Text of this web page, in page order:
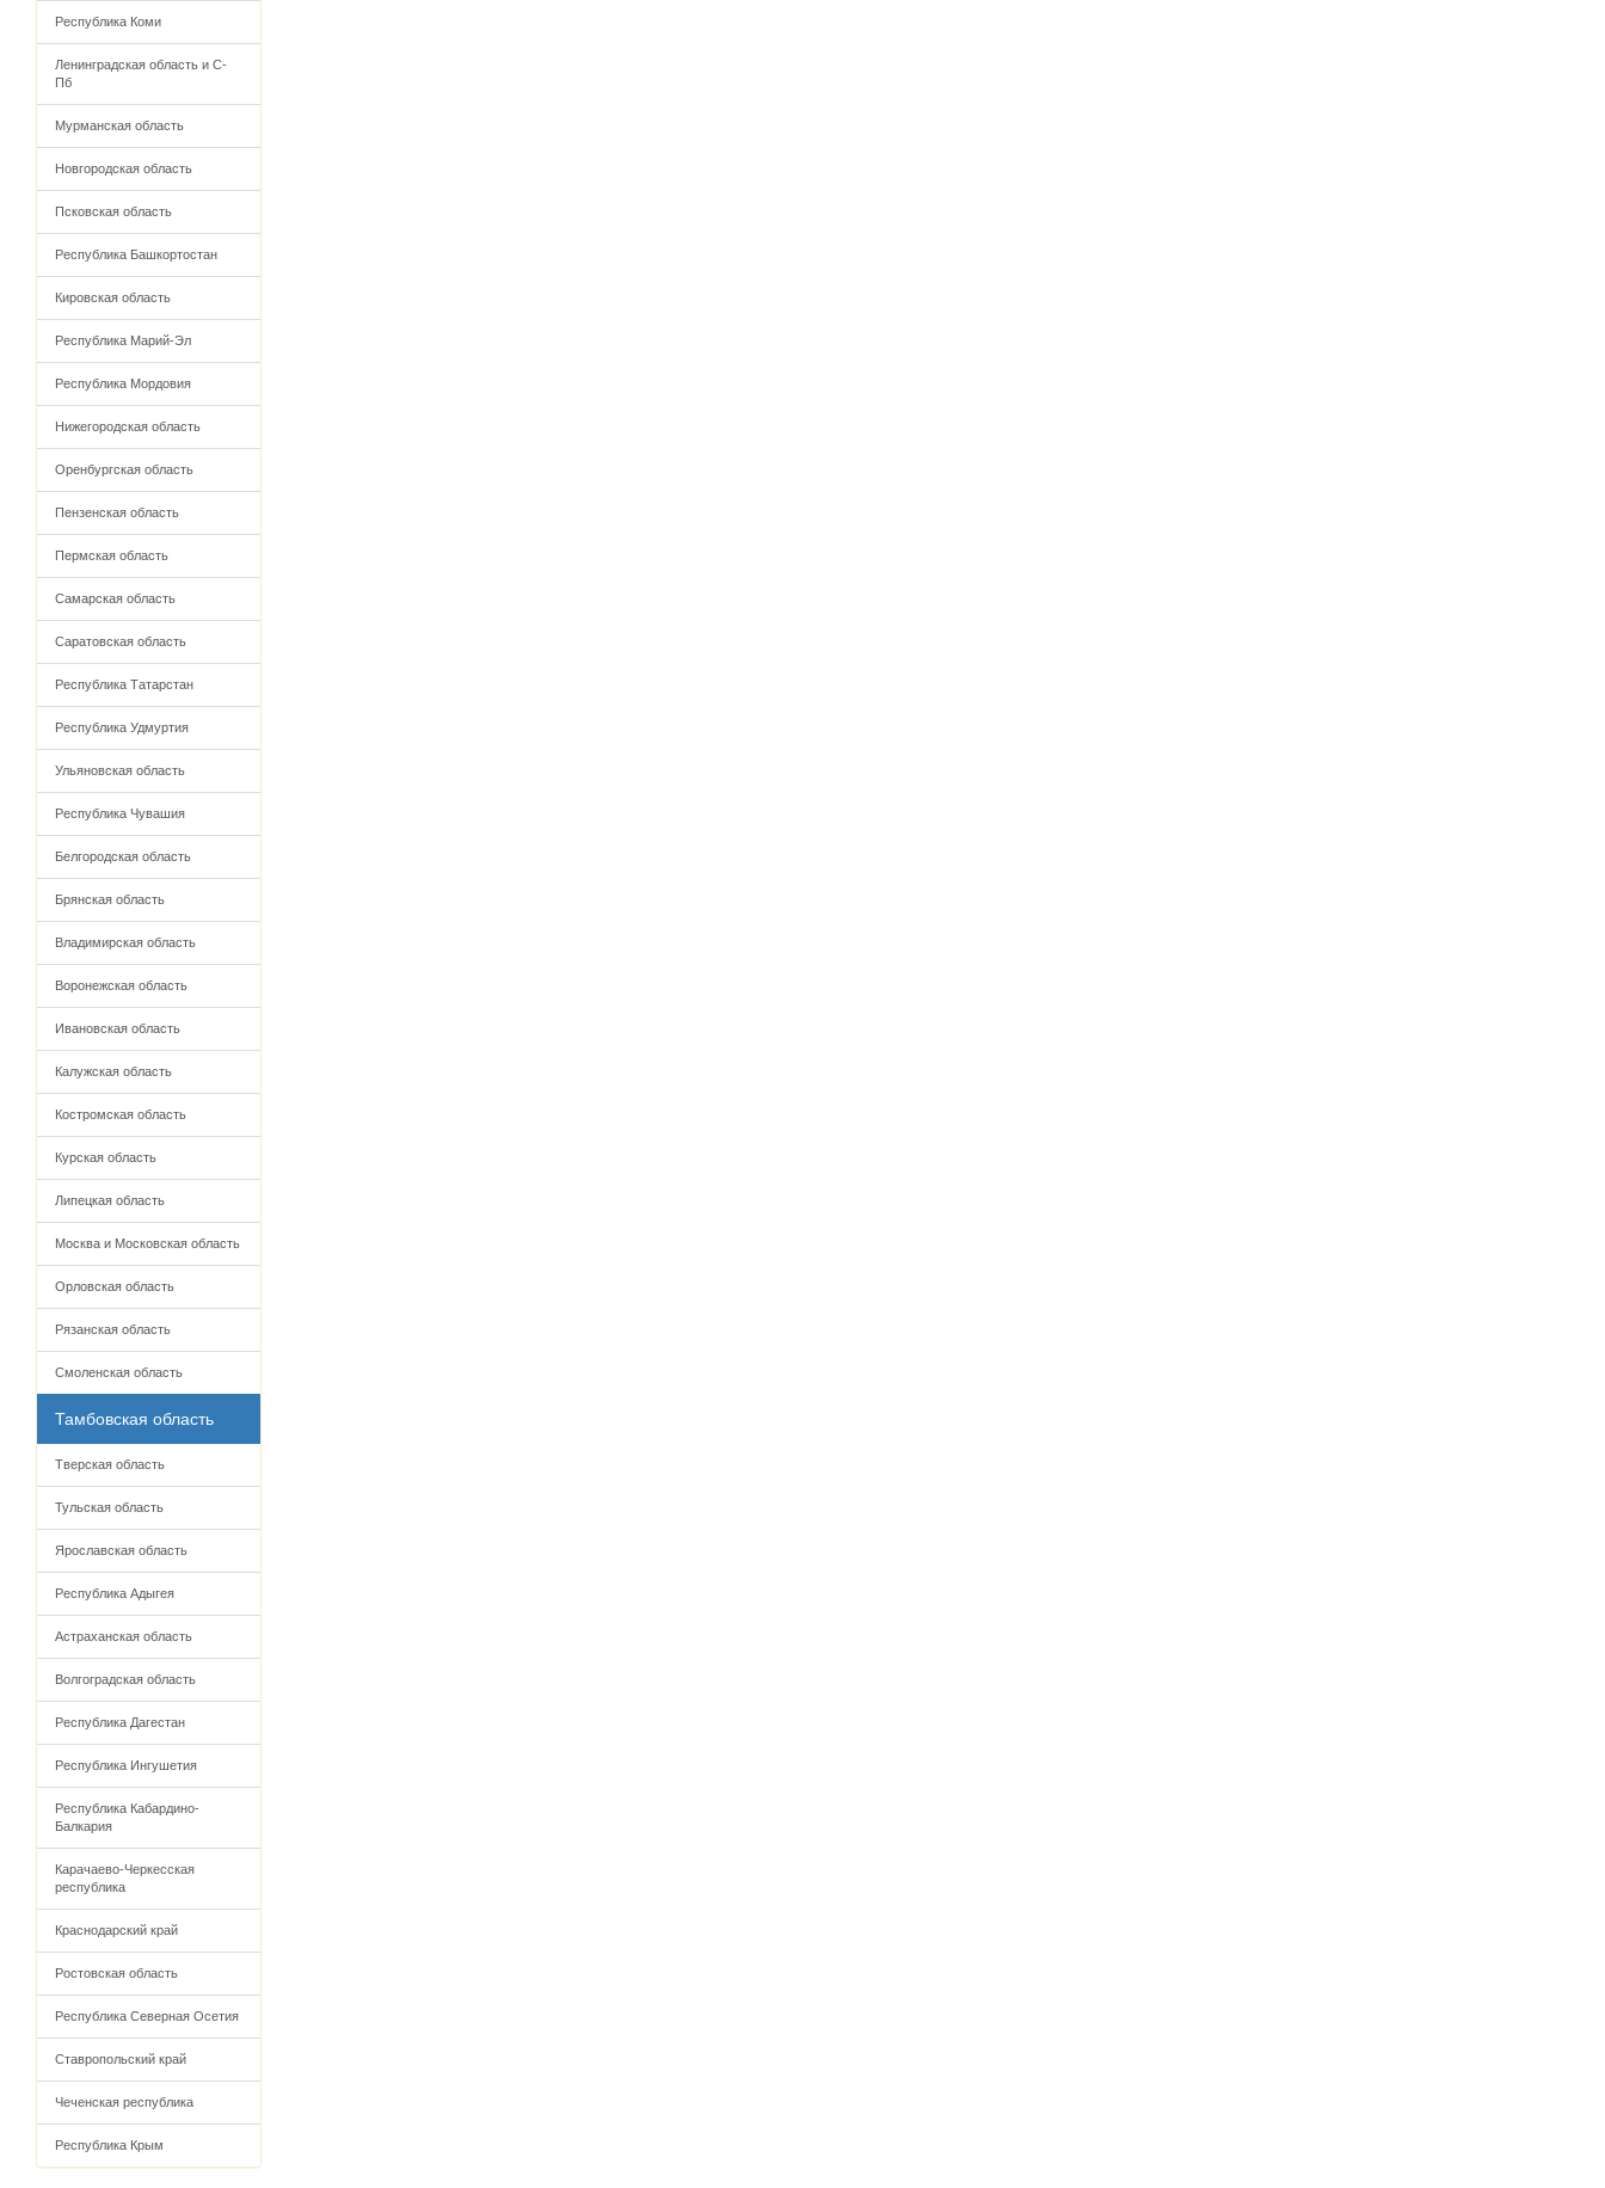
Республика Коми
Ленинградская область и С-
Пб
Мурманская область
Новгородская область
Псковская область
Республика Башкортостан
Кировская область
Республика Марий-Эл
Республика Мордовия
Нижегородская область
Оренбургская область
Пензенская область
Пермская область
Самарская область
Саратовская область
Республика Татарстан
Республика Удмуртия
Ульяновская область
Республика Чувашия
Белгородская область
Брянская область
Владимирская область
Воронежская область
Ивановская область
Калужская область
Костромская область
Курская область
Липецкая область
Москва и Московская область
Орловская область
Рязанская область
Смоленская область
Тамбовская область
Тверская область
Тульская область
Ярославская область
Республика Адыгея
Астраханская область
Волгоградская область
Республика Дагестан
Республика Ингушетия
Республика Кабардино-
Балкария
Карачаево-Черкесская
республика
Краснодарский край
Ростовская область
Республика Северная Осетия
Ставропольский край
Чеченская республика
Республика Крым